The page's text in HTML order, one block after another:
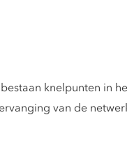
knelpunten in
van de